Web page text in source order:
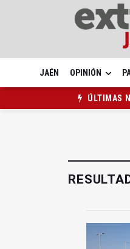
JAÉN OPINIÓN
ÚLTIMAS